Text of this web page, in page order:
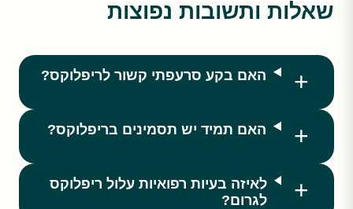
שאלות ותשובות נפוצות
האם בקע סרעפתי קשור לריפלוקס?
האם תמיד יש תסמינים בריפלוקס?
לאיזה בעיות רפואיות עלול ריפלוקס
לגרום?